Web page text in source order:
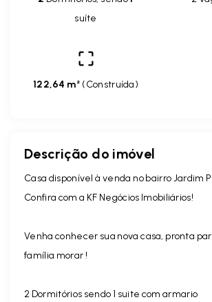
suíte
122,64 m² (Construída)
Descrição do imóvel
Casa disponível à venda no bairro Jardim
Confira com a KF Negócios Imobiliários!
Venha conhecer sua nova casa, pronta
família morar !
2 Dormitórios sendo 1 suite com armario